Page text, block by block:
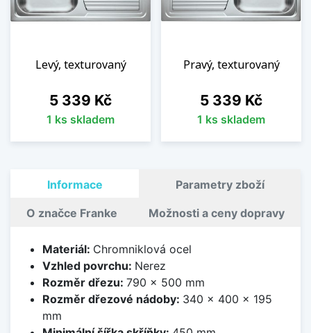
Levý, texturovaný
Cena
5 339 Kč
1 ks skladem
Pravý, texturovaný
Cena
5 339 Kč
1 ks skladem
Informace Parametry zboží
O značce Franke Možnosti a ceny dopravy
Materiál: Chromniklová ocel
Vzhled povrchu: Nerez
Rozměr dřezu: 790 x 500 mm
Rozměr dřezové nádoby: 340 x 400 x 195
mm